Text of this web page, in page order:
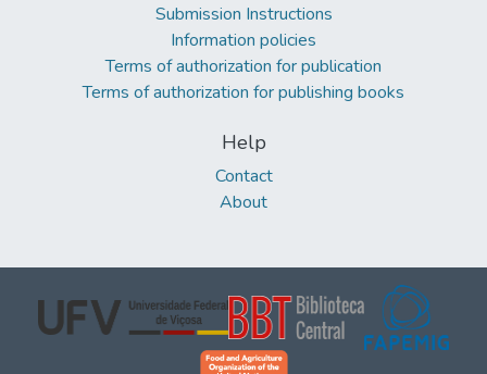
Submission Instructions
Information policies
Terms of authorization for publication
Terms of authorization for publishing books
Help
Contact
About